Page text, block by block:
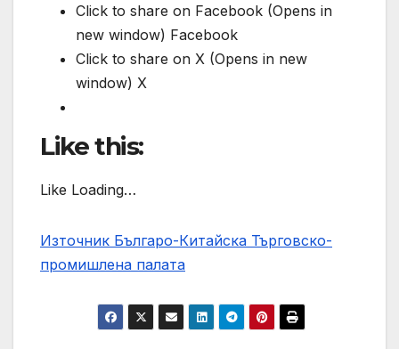
Click to share on Facebook (Opens in
new window) Facebook
Click to share on X (Opens in new
window) X
Like this:
Like Loading…
Източник Българо-Китайска Търговско-
промишлена палaта